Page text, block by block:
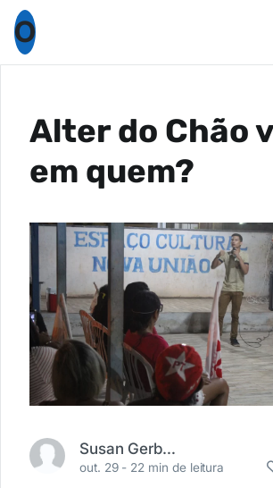
O
Alter do Chão
em quem?
Susan Gerber-Barata
out. 29 - 22 min de leitura